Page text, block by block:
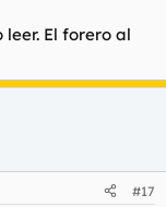
El forero al
#17